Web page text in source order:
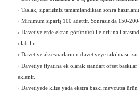
› Taslak, siparişiniz tamamlandıktan sonra
› Minimum sipariş 100 adettir. Sonrasında 150-
› Davetiyelerde ekran görüntüsü ile orijinali
olabilir.
› Davetiye aksesuarlarının davetiyeye takılması,
› Davetiye fiyatına ek olarak standart ofset
eklenir.
› Davetiyede klişe yada ekstra baskı mevcutsa ürün